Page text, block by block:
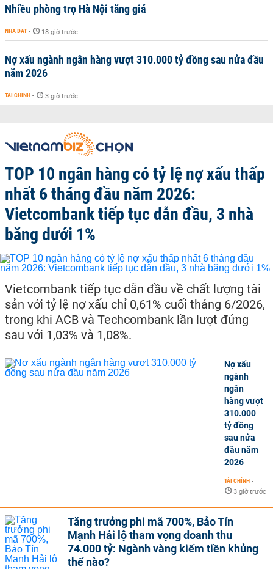
Nhiều phòng trọ Hà Nội tăng giá
NHÀ ĐẤT - 18 giờ trước
Nợ xấu ngành ngân hàng vượt 310.000 tỷ đồng sau nửa đầu
năm 2026
TÀI CHÍNH - 3 giờ trước
TOP 10 ngân hàng có tỷ lệ nợ xấu thấp
nhất 6 tháng đầu năm 2026:
Vietcombank tiếp tục dẫn đầu, 3 nhà
băng dưới 1%
Vietcombank tiếp tục dẫn đầu về chất lượng tài
sản với tỷ lệ nợ xấu chỉ 0,61% cuối tháng 6/2026,
trong khi ACB và Techcombank lần lượt đứng
sau với 1,03% và 1,08%.
Nợ xấu
ngành
ngân
hàng vượt
310.000
tỷ đồng
sau nửa
đầu năm
2026
TÀI CHÍNH -
3 giờ trước
Tăng trưởng phi mã 700%, Bảo Tín
Mạnh Hải lộ tham vọng doanh thu
74.000 tỷ: Ngành vàng kiếm tiền khủng
thế nào?